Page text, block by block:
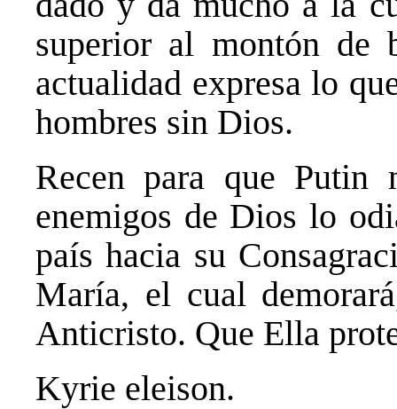
superior al montón de
actualidad expresa lo
hombres sin Dios.
Recen para que Putin
enemigos de Dios lo
país hacia su
María, el cual
Anticristo. Que Ella
Kyrie eleison.